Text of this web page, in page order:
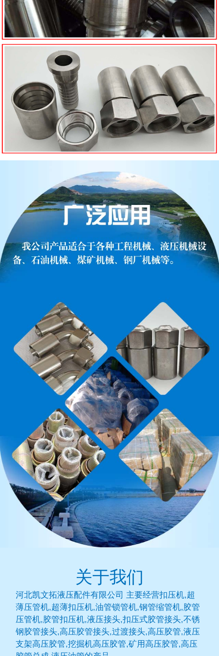
关于我们
河北凯文拓液压配件有限公司 主要经营扣压机,超
薄压管机,超薄扣压机,油管锁管机,钢管缩管机,胶管
压管机,胶管扣压机,液压接头,扣压式胶管接头,不锈
钢胶管接头,高压胶管接头,过渡接头,高压胶管,液压
支架高压胶管,挖掘机高压胶管,矿用高压胶管,高压